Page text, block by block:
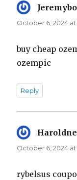
October 6, 2024 at
buy cheap
ozempic
Reply
October 6, 2024 at
rybelsus